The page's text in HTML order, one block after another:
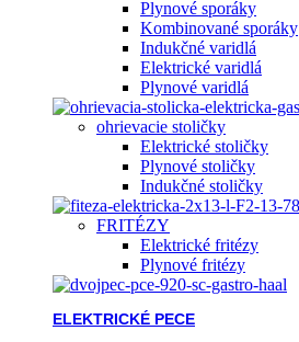
Plynové sporáky
Kombinované sporáky
Indukčné varidlá
Elektrické varidlá
Plynové varidlá
ohrievacie stoličky
Elektrické stoličky
Plynové stoličky
Indukčné stoličky
FRITÉZY
Elektrické fritézy
Plynové fritézy
ELEKTRICKÉ PECE